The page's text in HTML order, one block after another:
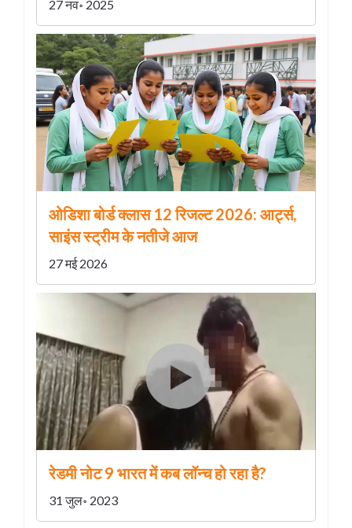
27 नव॰ 2025
ओडिशा बोर्ड क्लास 12 रिजल्ट 2026: आर्ट्स,
साइंस स्ट्रीम के नतीजे आज
27 मई 2026
रेडमी नोट 9 भारत में कब लॉन्च हो रहा है?
31 जुल॰ 2023